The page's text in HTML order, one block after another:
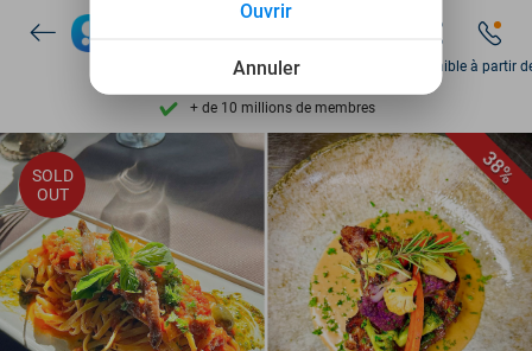
Disponible 7 jours par semaine
+ de 10 millions de membres
9,4 basé sur206 261 avis
Découvrez + de 15.000 deals
Disponible 7 jours par semaine
+ de 10 millions de membres
Disponible à partir
38%
SOLD
OUT
Annuler
Ouvrir